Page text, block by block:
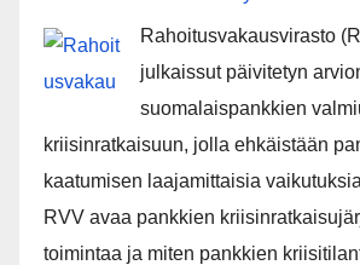
Rahoitusvakausvirasto
julkaissut päivitetyn
suomalaispankkien
kriisinratkaisuun, jolla ehkäistään
kaatumisen laajamittaisia
RVV avaa pankkien
toimintaa ja miten pankkien